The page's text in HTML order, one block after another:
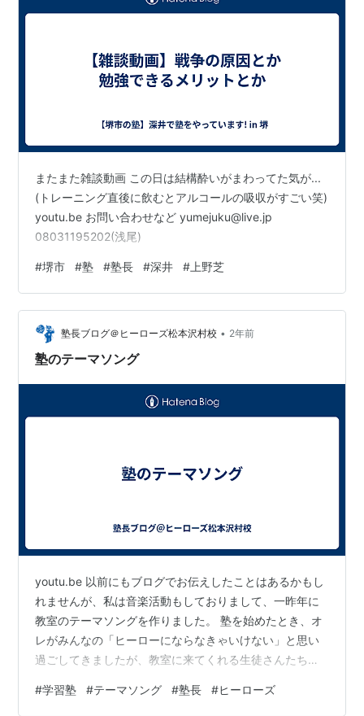
またまた雑談動画 この日は結構酔いがまわってた気が...
(トレーニング直後に飲むとアルコールの吸収がすごい笑)
youtu.be お問い合わせなど yumejuku@live.jp
08031195202(浅尾)
#堺市 #塾 #塾長 #深井 # 上野芝
塾長ブログ＠ヒーローズ松本沢村校 • 2年前
塾のテーマソング
youtu.be 以前にもブログでお伝えしたことはあるかもし
れませんが、私は音楽活動もしておりまして、一昨年に
教室のテーマソングを作りました。 塾を始めたとき、オ
レがみんなの「ヒーローにならなきゃいけない」と思い
過ごしてきましたが、教室に来てくれる生徒さんたちを
ているなと感じたんです。そして、ヒーローにならなけ
#学習塾 #テーマソング #塾長 #ヒーローズ